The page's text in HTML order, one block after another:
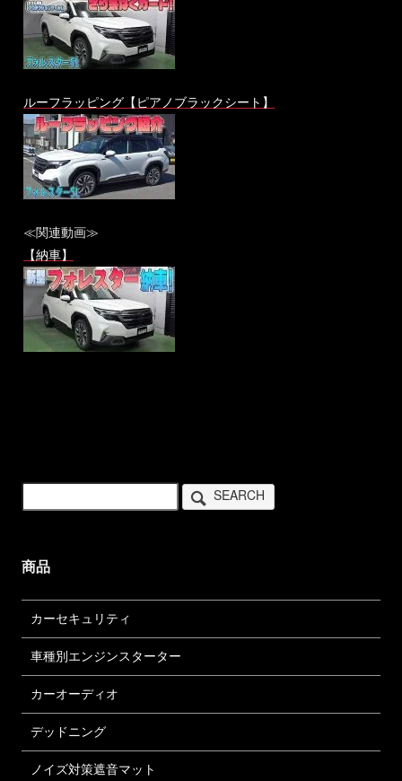
ルーフラッピング【ピアノブラックシート】
≪関連動画≫
【納車】
SEARCH
商品
カーセキュリティ
車種別エンジンスターター
カーオーディオ
デッドニング
ノイズ対策遮音マット